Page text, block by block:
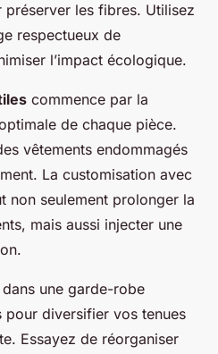
préserver les fibres. Utilisez
respectueux de
l’impact écologique.
commence par la
de chaque pièce.
vêtements endommagés
La customisation avec
non seulement prolonger la
mais aussi injecter une
dans une garde-robe
pour diversifier vos tenues
Essayez de réorganiser